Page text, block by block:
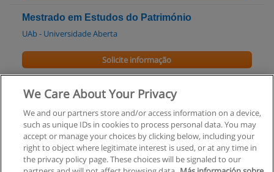
Mestrado em Estudos do Património
UAb - Universidade Aberta
Solicite informação
Mestrado em Estudos Euro-Asiáticos
Solicite informação
We Care About Your Privacy
We and our partners store and/or access information on a device,
such as unique IDs in cookies to process personal data. You may
accept or manage your choices by clicking below, including your
right to object where legitimate interest is used, or at any time in
the privacy policy page. These choices will be signaled to our